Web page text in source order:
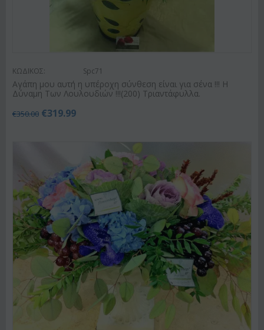
ΚΩΔΙΚΟΣ: Spc71
Αγάπη μου αυτή η υπέροχη σύνθεση είναι για σένα !!! Η
Δύναμη Των Λουλουδιών !!!(200) Τριαντάφυλλα.
€350.00 €319.99